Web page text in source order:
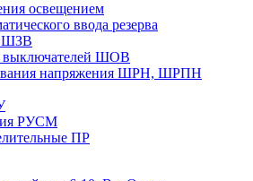
освещением
ввода резерва
ШЗВ
выключателей ШОВ
напряжения ШРН, ШРПН
РУСМ
ПР